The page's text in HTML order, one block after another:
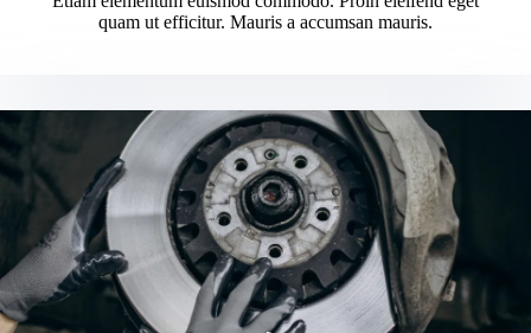
quam ut efficitur. Mauris a accumsan mauris.